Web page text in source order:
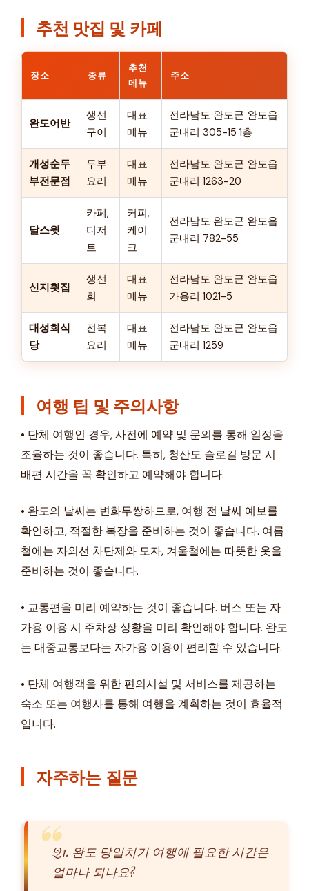
추천 맛집 및 카페
장소 종류
추천
메뉴
주소
완도어반
생선
구이
대표
메뉴
전라남도 완도군 완도읍
군내리 305-15 1층
개성순두
부전문점
두부
요리
대표
메뉴
전라남도 완도군 완도읍
군내리 1263-20
달스윗
카페,
디저
트
커피,
케이
크
전라남도 완도군 완도읍
군내리 782-55
신지횟집
생선
회
대표
메뉴
전라남도 완도군 완도읍
가용리 1021-5
대성회식
당
전복
요리
대표
메뉴
전라남도 완도군 완도읍
군내리 1259
여행 팁 및 주의사항
• 단체 여행인 경우, 사전에 예약 및 문의를 통해 일정을
조율하는 것이 좋습니다. 특히, 청산도 슬로길 방문 시
배편 시간을 꼭 확인하고 예약해야 합니다.
• 완도의 날씨는 변화무쌍하므로, 여행 전 날씨 예보를
확인하고, 적절한 복장을 준비하는 것이 좋습니다. 여름
철에는 자외선 차단제와 모자, 겨울철에는 따뜻한 옷을
준비하는 것이 좋습니다.
• 교통편을 미리 예약하는 것이 좋습니다. 버스 또는 자
가용 이용 시 주차장 상황을 미리 확인해야 합니다. 완도
는 대중교통보다는 자가용 이용이 편리할 수 있습니다.
• 단체 여행객을 위한 편의시설 및 서비스를 제공하는
숙소 또는 여행사를 통해 여행을 계획하는 것이 효율적
입니다.
자주하는 질문
Q1. 완도 당일치기 여행에 필요한 시간은
얼마나 되나요?